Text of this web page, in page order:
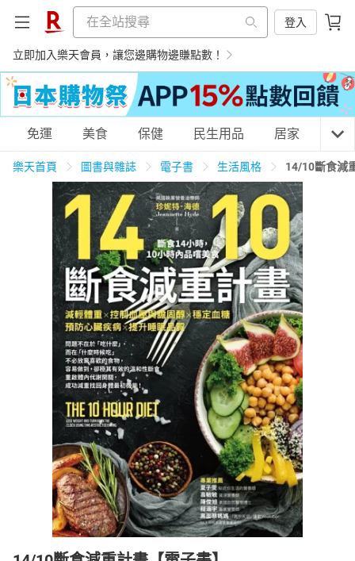
登入
立即加入樂天會員，讓您邊購物邊賺點數！
購物網分類
天天免運 美食蛋糕 養生保健 民生用品
居家生活 3C家電 運動休閒 親子玩具
男裝 化妝保養 情趣用品
日本購物 電子/紙本書
免運 美食 保健 民生用品 居家 3C
樂天首頁 圖書與雜誌 電子書 生活風格 14/10斷食減